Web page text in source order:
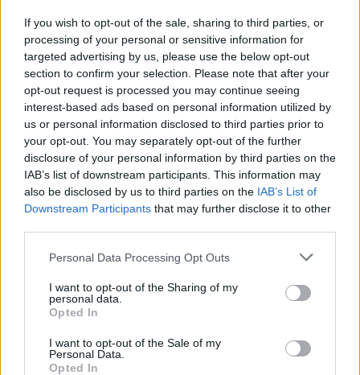
If you wish to opt-out of the sale, sharing to third parties, or
processing of your personal or sensitive information for
targeted advertising by us, please use the below opt-out
section to confirm your selection. Please note that after your
opt-out request is processed you may continue seeing
interest-based ads based on personal information utilized by
us or personal information disclosed to third parties prior to
your opt-out. You may separately opt-out of the further
disclosure of your personal information by third parties on the
IAB’s list of downstream participants. This information may
also be disclosed by us to third parties on the IAB’s List of
Downstream Participants that may further disclose it to other
Please note that this website/app uses one or more Google
not limited to your visit or usage behaviour. You may click to
grant or deny consent to Google and its third-party tags to
use your data for below specified purposes in below Google
consent section.
Personal Data Processing Opt Outs
I want to opt-out of the Sharing of my
personal data.
Opted In
I want to opt-out of the Sale of my
Personal Data.
Opted In
Το Πεκίνο ζήτησε την αναστολή όλων των ερευνητών
που ενεπλάκησαν στο υποτιθέμενο πείραμα -
«Σφόδρα αντίθετος» δήλωσε ο αναπληρωτής
υπουργός Επιστήμης και Τεχνολογίας